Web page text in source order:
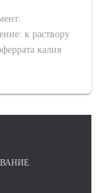
к раствору
калия